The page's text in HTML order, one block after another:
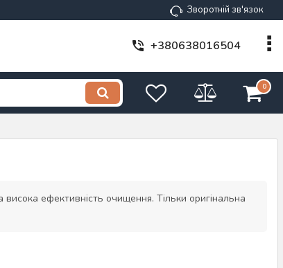
Зворотній зв'язок
+380638016504
0
висока ефективність очищення. Тільки оригінальна